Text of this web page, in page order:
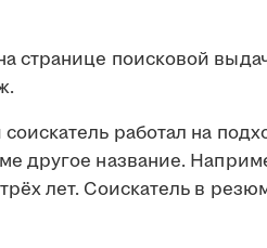
странице поисковой
работал на
другое название.
лет. Соискатель в